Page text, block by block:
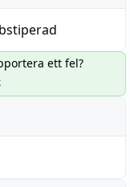
ett fel?